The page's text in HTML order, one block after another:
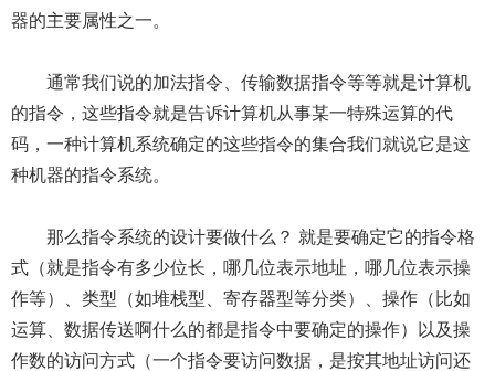
器的主要属性之一。
通常我们说的加法指令、传输数据指令等等就是计算机
的指令，这些指令就是告诉计算机从事某一特殊运算的代
码，一种计算机系统确定的这些指令的集合我们就说它是这
种机器的指令系统。
那么指令系统的设计要做什么？ 就是要确定它的指令格
式（就是指令有多少位长，哪几位表示地址，哪几位表示操
作等）、类型（如堆栈型、寄存器型等分类）、操作（比如
运算、数据传送啊什么的都是指令中要确定的操作）以及操
作数的访问方式（一个指令要访问数据，是按其地址访问还